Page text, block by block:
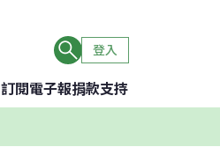
登入
訂閱電子報捐款支持